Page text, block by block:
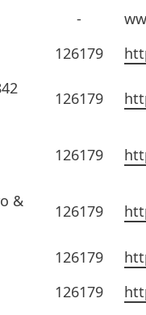
-
126179
126179
126179
&
126179
126179
126179